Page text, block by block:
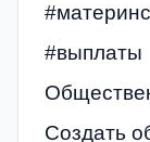
#выплаты
Создать